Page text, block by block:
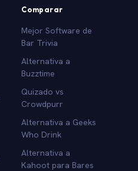
Comparar
Mejor Software de
Bar Trivia
Alternativa a
Buzztime
Quizado vs
Crowdpurr
Alternativa a Geeks
Who Drink
Alternativa a
Kahoot para Bares